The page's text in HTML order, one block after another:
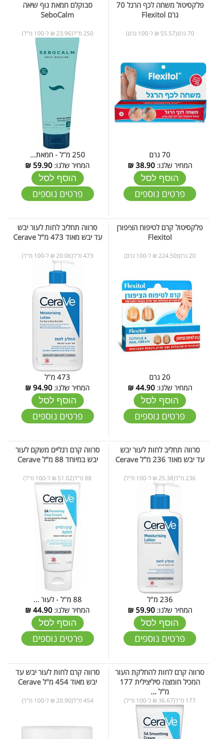
פלקסיטול משחה לכף הרגל 70
גרם Flexitol
70 גרם(55.57 ₪ ל-100 גרם)
70 גרם
המחיר שלנו:38.90
₪
הוסף לסל
פרטים נוספים
סבוקלם חמאת גוף שיאה
SeboCalm
250 מ"ל(23.96 ₪ ל-100 מ"ל)
250 מ"ל - חמאת...
המחיר שלנו: 59.90
₪
הוסף לסל
פרטים נוספים
פלקסיטול קרם לטיפוח הציפורן
Flexitol
20 גרם(224.50 ₪ ל-100 גרם)
20 גרם
המחיר שלנו:44.90
₪
הוסף לסל
פרטים נוספים
סרווה תחליב לחות לעור יבש
עד יבש מאוד 473 מ"ל Cerave
473 מ"ל(20.06 ₪ ל-100 מ"ל)
473 מ"ל
המחיר שלנו: 94.90
₪
הוסף לסל
פרטים נוספים
סרווה תחליב לחות לעור יבש
עד יבש מאוד 236 מ"ל Cerave
236 מ"ל(25.38 ₪ ל-100 מ"ל)
236 מ"ל
המחיר שלנו:59.90
₪
הוסף לסל
פרטים נוספים
סרווה קרם רגליים משקם לעור
יבש במיוחד 88 מ"ל Cerave
88 מ"ל(51.02 ₪ ל-100 מ"ל)
88 מ"ל - לעור ...
המחיר שלנו: 44.90
₪
הוסף לסל
פרטים נוספים
סרווה קרם לחות להחלקת העור
המכיל חומצה סיליצילית 177
מ"ל ...
177 מ"ל(36.67 ₪ ל-100 מ"ל)
סרווה קרם לחות לעור יבש עד
יבש מאוד 454 מ"ל Cerave
454 מ"ל(20.90 ₪ ל-100 מ"ל)